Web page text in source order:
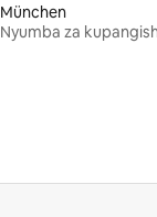
München